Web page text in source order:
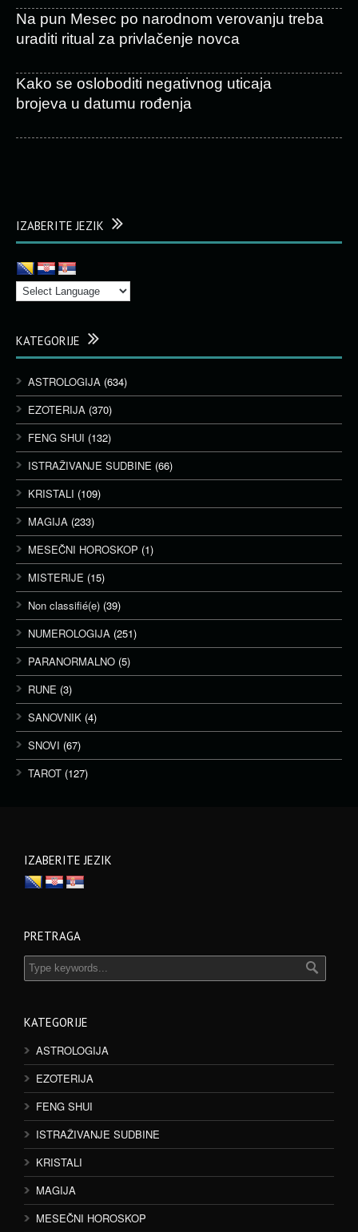
Na pun Mesec po narodnom verovanju treba
uraditi ritual za privlačenje novca
Kako se osloboditi negativnog uticaja
brojeva u datumu rođenja
IZABERITE JEZIK
KATEGORIJE
ASTROLOGIJA (634)
EZOTERIJA (370)
FENG SHUI (132)
ISTRAŽIVANJE SUDBINE (66)
KRISTALI (109)
MAGIJA (233)
MESEČNI HOROSKOP (1)
MISTERIJE (15)
Non classifié(e) (39)
NUMEROLOGIJA (251)
PARANORMALNO (5)
RUNE (3)
SANOVNIK (4)
SNOVI (67)
TAROT (127)
IZABERITE JEZIK
PRETRAGA
KATEGORIJE
ASTROLOGIJA
EZOTERIJA
FENG SHUI
ISTRAŽIVANJE SUDBINE
KRISTALI
MAGIJA
MESEČNI HOROSKOP